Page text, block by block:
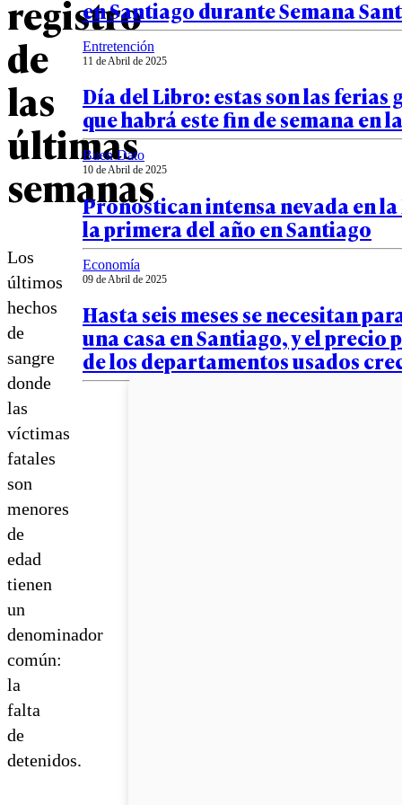
registro
de
las
últimas
semanas
Los
últimos
hechos
de
sangre
donde
las
víctimas
fatales
son
menores
de
edad
tienen
un
denominador
común:
la
falta
de
detenidos.
en Santiago durante Semana
Entretención
11 de Abril de 2025
Día del Libro: estas son las ferias
que habrá este fin de semana en
Buen Dato
10 de Abril de 2025
Pronostican intensa nevada en
la primera del año en Santiago
Economía
09 de Abril de 2025
Hasta seis meses se necesitan
una casa en Santiago, y el precio
de los departamentos usados